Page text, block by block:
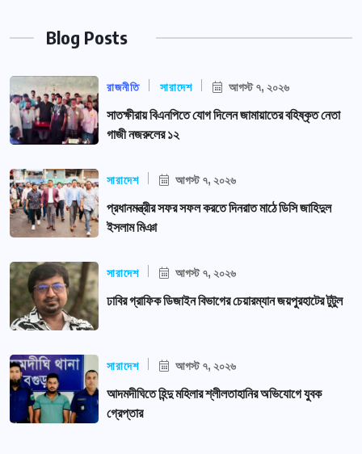
Blog Posts
রাজনীতি সারাদেশ আগস্ট ৭, ২০২৬
সাতক্ষীরায় বিএনপিতে যোগ দিলেন জামায়াতের বহিষ্কৃত নেতা
গাজী নজরুলের ১২
সারাদেশ আগস্ট ৭, ২০২৬
প্রধানমন্ত্রীর সফর সফল করতে দিনরাত মাঠে ডিসি জাহিদুল
ইসলাম মিঞা
সারাদেশ আগস্ট ৭, ২০২৬
ঢাবির গ্রাফিক ডিজাইন বিভাগের চেয়ারম্যান জয়পুরহাটের টুটুল
সারাদেশ আগস্ট ৭, ২০২৬
আদমদীঘিতে হিন্দু মহিলার শ্লীলতাহানির অভিযোগে যুবক
গ্রেপ্তার